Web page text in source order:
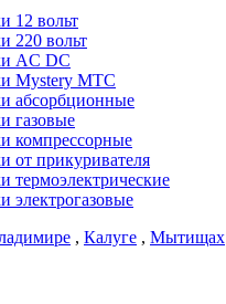
12 вольт
220 вольт
AC DC
Mystery MTC
абсорбционные
газовые
компрессорные
от прикуривателя
термоэлектрические
электрогазовые
, Калуге , Мытищах